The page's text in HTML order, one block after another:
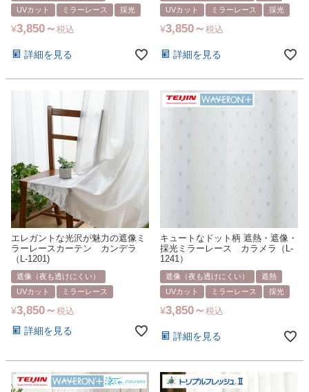
UVカット
ミラーレース 採光
¥3,850 税込
詳細を見る
UVカット
ミラーレース 採光
¥3,850 税込
詳細を見る
エレガントな光沢が魅力の遮像ミ
ラーレースカーテン カンデラ
（L-1201)
遮像（夜も透けにくい）
UVカット
ミラーレース
¥3,850 税込
詳細を見る
キュートなドット柄 遮熱・遮像・
採光ミラーレース カラメラ（L-
1241）
遮像（夜も透けにくい）
遮熱
UVカット
ミラーレース 採光
¥3,850 税込
詳細を見る